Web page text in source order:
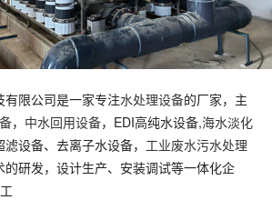
有限公司是一家专注水处理设备的厂家，主
， 中水回用设备，EDI高纯水设备,海水淡化
设备、去离子水设备， 工业废水污水处理
的研发，设计生产、安装调试等一体化企